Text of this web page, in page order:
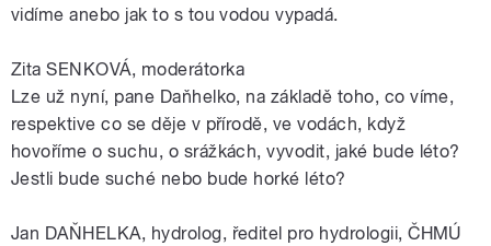
vidíme anebo jak to s tou vodou vypadá.
Zita SENKOVÁ, moderátorka
Lze už nyní, pane Daňhelko, na základě toho, co víme,
respektive co se děje v přírodě, ve vodách, když
hovoříme o suchu, o srážkách, vyvodit, jaké bude léto?
Jestli bude suché nebo bude horké léto?
Jan DAŇHELKA, hydrolog, ředitel pro hydrologii, ČHMÚ